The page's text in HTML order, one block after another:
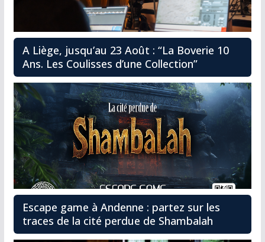
A Liège, jusqu’au 23 Août : “La Boverie 10
Ans. Les Coulisses d’une Collection”
Escape game à Andenne : partez sur les
traces de la cité perdue de Shambalah